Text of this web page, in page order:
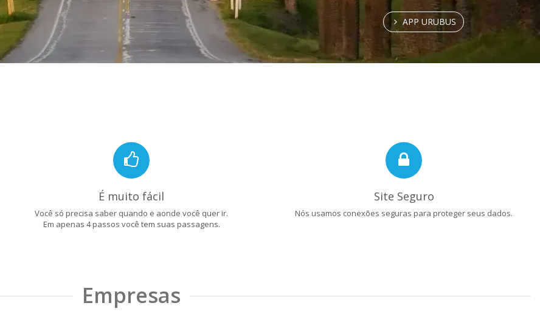
APP URUBUS
É muito fácil
Você só precisa saber quando e aonde você quer ir.
Em apenas 4 passos você tem suas passagens.
Site Seguro
Nós usamos conexões seguras para proteger seus dados.
Empresas